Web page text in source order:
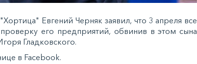
Евгений Черняк заявил, что 3 апреля все
его предприятий, обвинив в этом сына
Гладковского.
в Facebook.